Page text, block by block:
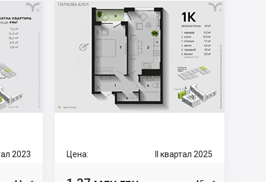
2023 Цена: II квартал 2025